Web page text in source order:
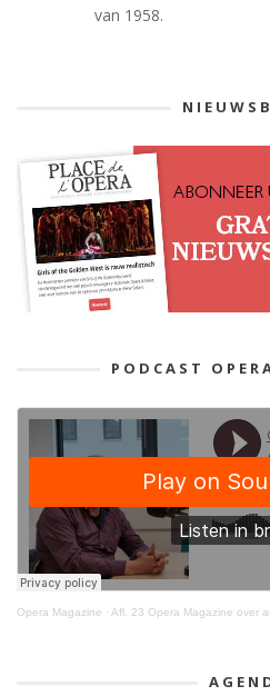
van 1958.
PODCAST
Opera Magazine · Afl. 23 Opera Magazine over